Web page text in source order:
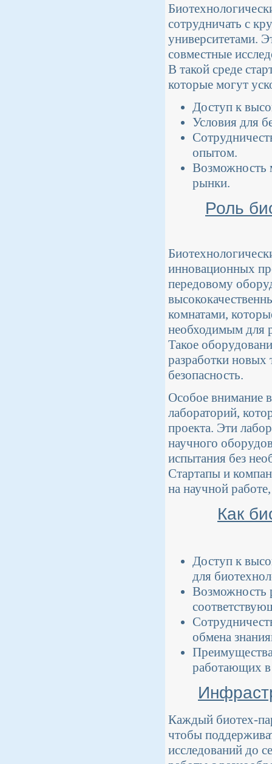
сотрудничать с
университетами.
совместные
В такой среде
которые могут
Доступ к
Условия для
опытом.
Возможность
рынки.
Роль
инновационных
передовому
комнатами,
необходимым для
Такое
разработки новых
безопасность.
Особое внимание
лабораторий,
проекта. Эти
научного
испытания без
Стартапы и
на научной
Как
Доступ к
для
Возможность
обмена
работающих в
Каждый биотех-
чтобы
исследований до